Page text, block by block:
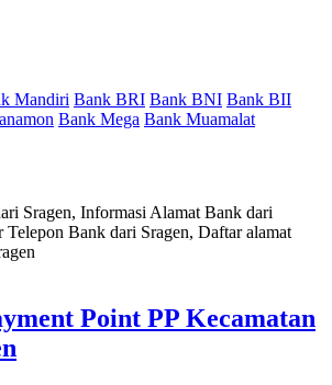
Mandiri Bank BRI Bank BNI Bank BII
Bank Mega Bank Muamalat
Sragen, Informasi Alamat Bank dari
Telepon Bank dari Sragen, Daftar alamat
Point PP Kecamatan